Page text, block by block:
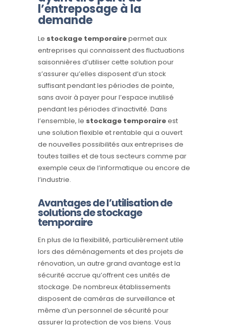
l’entreposage à la
demande
Le stockage temporairepermet aux
entreprises qui connaissent des fluctuations
saisonnières d’utiliser cette solution pour
s’assurer qu’elles disposent d’un stock
suffisant pendant les périodes de pointe,
sans avoir à payer pour l’espace inutilisé
pendant les périodes d’inactivité. Dans
l’ensemble, le stockage temporaireest
une solution flexible et rentable qui a ouvert
de nouvelles possibilités aux entreprises de
toutes tailles et de tous secteurs comme par
exemple ceux de l’informatique ou encore de
l’industrie.
Avantages de l’utilisation de
solutions de stockage
temporaire
En plus de la flexibilité, particulièrement utile
lors des déménagements et des projets de
rénovation, un autre grand avantage est la
sécurité accrue qu’offrent ces unités de
stockage. De nombreux établissements
disposent de caméras de surveillance et
même d’un personnel de sécurité pour
assurer la protection de vos biens. Vous